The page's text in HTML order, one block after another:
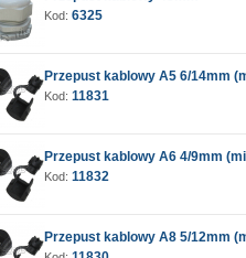
Kod: 6325
Przepust kablowy A5 6/14mm
Kod: 11831
Przepust kablowy A6 4/9mm
Kod: 11832
Przepust kablowy A8 5/12mm